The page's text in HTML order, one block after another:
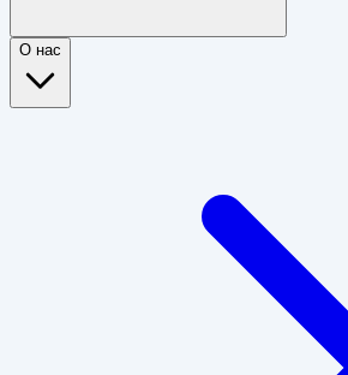
О нас